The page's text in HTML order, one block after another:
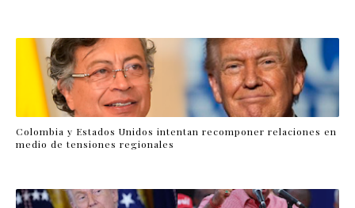
Colombia y Estados Unidos intentan recomponer relaciones en
medio de tensiones regionales